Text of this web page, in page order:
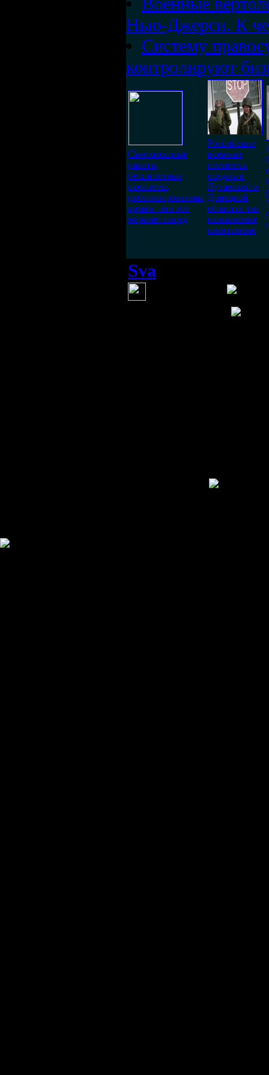
Нью-Джерси. К
Систему
контролируют
Сверхмощные
ракеты,
беспилотные
самолеты,
роботизированная
армия - все это
меркнет перед
Российские
военные
готовятся
создать в
Луганской и
Донецкой
областях так
называемые
санитарные
Sva